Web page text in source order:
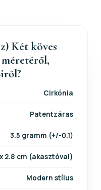
Két köves
Cirkónia
Patentzáras
3.5 gramm (+/-0.1)
2.8 cm (akasztóval)
Modern stílus